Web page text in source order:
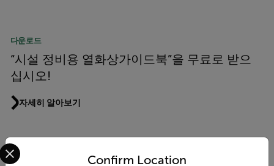
다운로드
“시설 정비용 열화상가이드북”을 무료로 받으
십시오!
자세히 알아보기
사례 연구 Confirm Location
Select your preferred country and language from the